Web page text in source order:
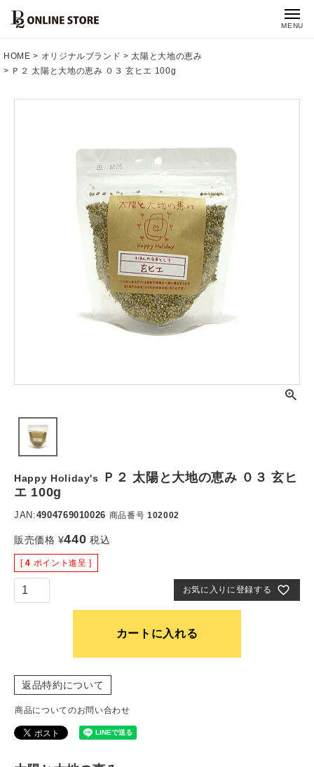
MENU
HOME オリジナルブランド
太陽と大地の恵み
Ｐ２ 太陽と大地の恵み ０３ 玄ヒエ 100g
Happy Holiday's
Ｐ２ 太陽と大地の恵み ０３ 玄ヒ
エ 100g
JAN:4904769010026 商品番号 102002
販売価格 ¥440 税込
[ 4 ポイント進呈 ]
お気に入りに登録する
カートに入れる
返品特約について
商品についてのお問い合わせ